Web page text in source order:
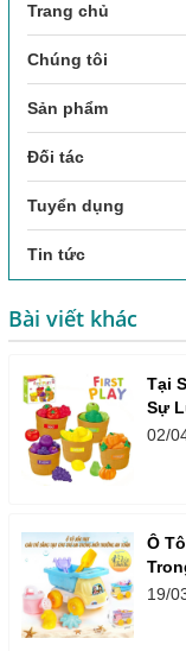
Trang chủ
Chúng tôi
Sản phẩm
Đối tác
Tuyển dụng
Tin tức
Bài viết khác
Tại
Sự
02/
Ô
19/